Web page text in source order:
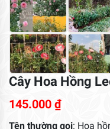
Cây Hoa Hồng
145.000 ₫
Tên thường gọi: Hoa